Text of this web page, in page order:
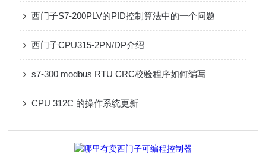
西门子S7-200PLV的PID控制算法中的一个问题
西门子CPU315-2PN/DP介绍
s7-300 modbus RTU CRC校验程序如何编写
CPU 312C 的操作系统更新